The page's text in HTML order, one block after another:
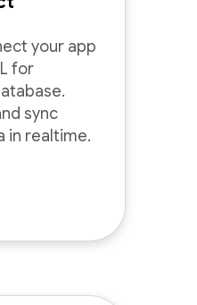
your app
for
sync
in realtime.